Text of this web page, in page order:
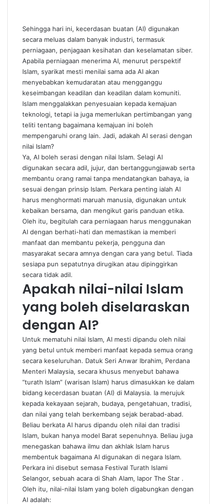
Sehingga hari ini, kecerdasan buatan (AI) digunakan
secara meluas dalam banyak industri, termasuk
perniagaan, penjagaan kesihatan dan keselamatan siber.
Apabila perniagaan menerima AI, menurut perspektif
Islam, syarikat mesti menilai sama ada AI akan
menyebabkan kemudaratan atau mengganggu
keseimbangan keadilan dan keadilan dalam komuniti.
Islam menggalakkan penyesuaian kepada kemajuan
teknologi, tetapi ia juga memerlukan pertimbangan yang
teliti tentang bagaimana kemajuan ini boleh
mempengaruhi orang lain. Jadi, adakah AI serasi dengan
nilai Islam?
Ya, AI boleh serasi dengan nilai Islam. Selagi AI
digunakan secara adil, jujur, dan bertanggungjawab serta
membantu orang ramai tanpa mendatangkan bahaya, ia
sesuai dengan prinsip Islam. Perkara penting ialah AI
harus menghormati maruah manusia, digunakan untuk
kebaikan bersama, dan mengikut garis panduan etika.
Oleh itu, begitulah cara perniagaan harus menggunakan
AI dengan berhati-hati dan memastikan ia memberi
manfaat dan membantu pekerja, pengguna dan
masyarakat secara amnya dengan cara yang betul. Tiada
sesiapa pun sepatutnya dirugikan atau dipinggirkan
secara tidak adil.
Apakah nilai-nilai Islam
yang boleh diselaraskan
dengan AI?
Untuk mematuhi nilai Islam, AI mesti dipandu oleh nilai
yang betul untuk memberi manfaat kepada semua orang
secara keseluruhan. Datuk Seri Anwar Ibrahim, Perdana
Menteri Malaysia, secara khusus menyebut bahawa
“turath Islam” (warisan Islam) harus dimasukkan ke dalam
bidang kecerdasan buatan (AI) di Malaysia. Ia merujuk
kepada kekayaan sejarah, budaya, pengetahuan, tradisi,
dan nilai yang telah berkembang sejak berabad-abad.
Beliau berkata AI harus dipandu oleh nilai dan tradisi
Islam, bukan hanya model Barat sepenuhnya. Beliau juga
menegaskan bahawa ilmu dan akhlak Islam harus
membentuk bagaimana AI digunakan di negara Islam.
Perkara ini disebut semasa Festival Turath Islami
Selangor, sebuah acara di Shah Alam, lapor The Star .
Oleh itu, nilai-nilai Islam yang boleh digabungkan dengan
AI adalah: